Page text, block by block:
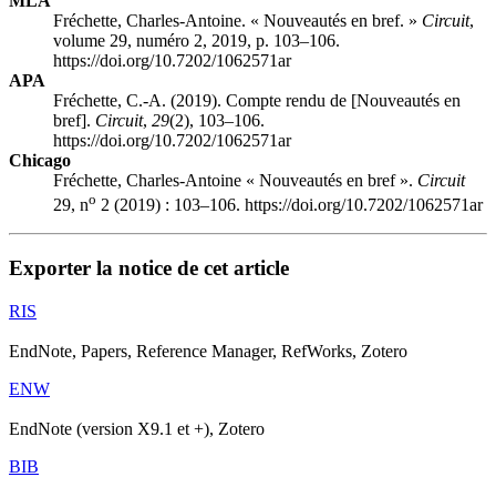
Fréchette, Charles-Antoine. « Nouveautés en bref. » Circuit,
volume 29, numéro 2, 2019, p. 103–106.
https://doi.org/10.7202/1062571ar
APA
Fréchette, C.-A. (2019). Compte rendu de [Nouveautés en
bref]. Circuit, 29(2), 103–106.
https://doi.org/10.7202/1062571ar
Chicago
Fréchette, Charles-Antoine « Nouveautés en bref ». Circuit
29, no 2 (2019) : 103–106. https://doi.org/10.7202/1062571ar
Exporter la notice de cet article
RIS
EndNote, Papers, Reference Manager, RefWorks, Zotero
ENW
EndNote (version X9.1 et +), Zotero
BIB